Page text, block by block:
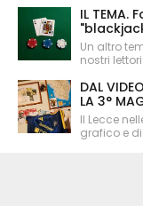
IL
Un altro
nostri
DAL
LA 3°
Il Lecce
grafico e